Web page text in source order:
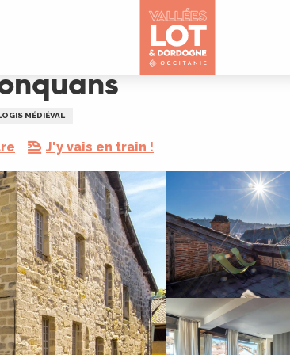
MÉDIÉVAL
J'y vais en train !